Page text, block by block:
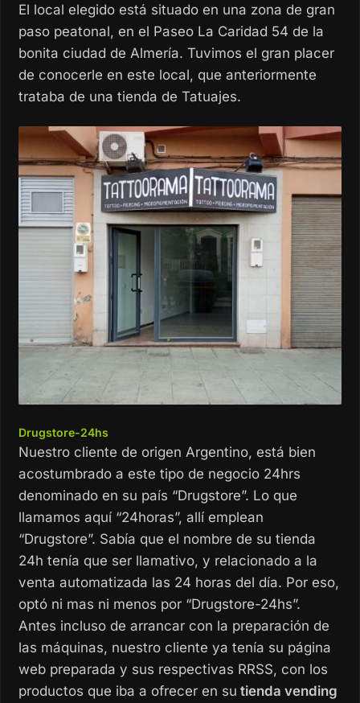
El local elegido está situado en una zona de gran
paso peatonal, en el Paseo La Caridad 54 de la
bonita ciudad de Almería. Tuvimos el gran placer
de conocerle en este local, que anteriormente
trataba de una tienda de Tatuajes.
Drugstore-24hs
Nuestro cliente de origen Argentino, está bien
acostumbrado a este tipo de negocio 24hrs
denominado en su país “Drugstore”. Lo que
llamamos aquí “24horas”, allí emplean
“Drugstore”. Sabía que el nombre de su tienda
24h tenía que ser llamativo, y relacionado a la
venta automatizada las 24 horas del día. Por eso,
optó ni mas ni menos por “Drugstore-24hs”.
Antes incluso de arrancar con la preparación de
las máquinas, nuestro cliente ya tenía su página
web preparada y sus respectivas RRSS, con los
productos que iba a ofrecer en su tienda vending